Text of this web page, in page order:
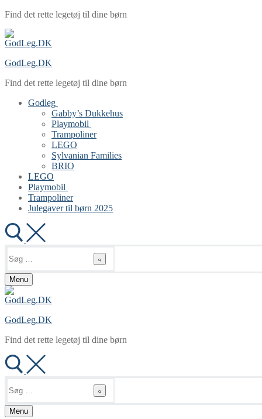
Spring
indhold
Menu
Luk
Find det rette legetøj til dine børn
GodLeg.DK
Find det rette legetøj til dine børn
Godleg
Gabby’s Dukkehus
Playmobil
Trampoliner
LEGO
Sylvanian Families
BRIO
LEGO
Playmobil
Trampoliner
Julegaver til børn 2025
efter:
Menu
GodLeg.DK
Find det rette legetøj til dine børn
efter:
Menu